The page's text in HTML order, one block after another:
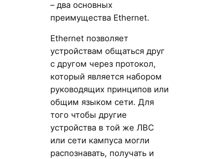
– два основных
преимущества Ethernet.
Ethernet позволяет
устройствам общаться друг
с другом через протокол,
который является набором
руководящих принципов или
общим языком сети. Для
того чтобы другие
устройства в той же ЛВС
или сети кампуса могли
распознавать, получать и